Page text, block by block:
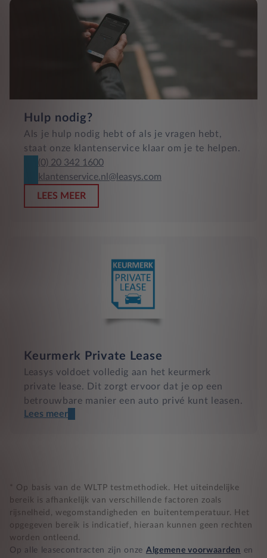
Hulp nodig?
Als je hulp nodig hebt of als je vragen hebt,
staat onze klantenservice klaar om je te helpen.
(0) 20 342 1600
klantenservice.nl@leasys.com
LEES MEER
Keurmerk Private Lease
Leasys voldoet volledig aan het keurmerk
private lease. Dit zorgt ervoor dat je op een
betrouwbare manier een auto privé kunt leasen.
Nooit te hoge financiële lasten
BB 14 dagen bedenktijd
Zekerheid bij klachten
Lees meer
* Op basis van de WLTP testmethodiek. Het uiteindelijke
bereik is afhankelijk van verschillende factoren zoals
rijsnelheid, wegomstandigheden en buitentemperatuur. Het
opgegeven bereik is indicatief, hieraan kunnen geen rechten
worden ontleend.
Op alle leasecontracten zijn onze Algemene voorwaarden en